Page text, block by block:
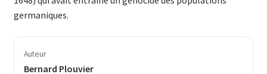
germaniques.
Auteur
Bernard Plouvier